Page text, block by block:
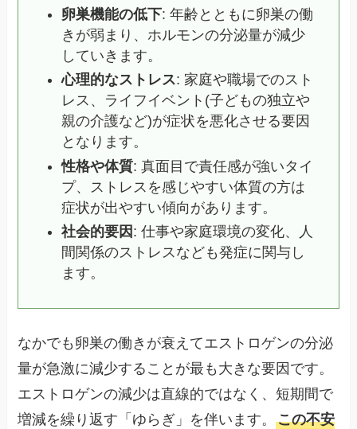
卵巣機能の低下: 年齢とともに卵巣の働
きが弱まり、ホルモンの分泌量が減少
していきます。
心理的なストレス: 家庭や職場でのスト
レス、ライフイベント(子どもの独立や
親の介護など)が症状を悪化させる要因
となります。
性格や体質: 真面目で責任感が強いタイ
プ、ストレスを感じやすい体質の方は
症状が出やすい傾向があります。
社会的要因 : 仕事や家庭環境の変化、人
間関係のストレスなども発症に関与し
ます。
なかでも卵巣の働きが衰えてエストロゲンの分泌
量が急激に減少することが最も大きな要因です。
エストロゲンの減少は直線的ではなく、短期間で
増減を繰り返す「ゆらぎ」を伴います。この不安